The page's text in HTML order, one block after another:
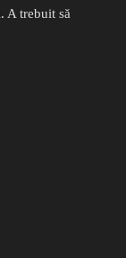
A trebuit să